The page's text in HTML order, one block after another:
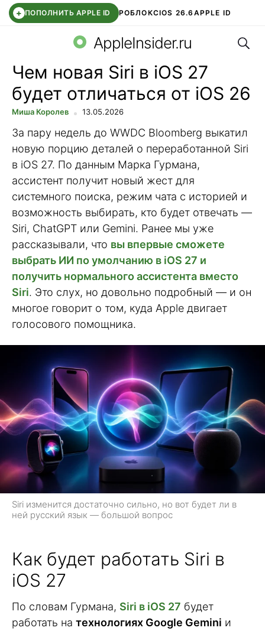
+ ПОПОЛНИТЬ APPLE ID РОБЛОКСIOS 26.6 APPLE ID
WHATSAPP DDE STOREAPP STOREOZON БАНК
AppleInsider.ru
Чем новая Siri в iOS 27
будет отличаться от iOS 26
Миша Королев 13.05.2026
За пару недель до WWDC Bloomberg выкатил
новую порцию деталей о переработанной Siri
в iOS 27. По данным Марка Гурмана,
ассистент получит новый жест для
системного поиска, режим чата с историей и
возможность выбирать, кто будет отвечать —
Siri, ChatGPT или Gemini. Ранее мы уже
рассказывали, что вы впервые сможете
выбрать ИИ по умолчанию в iOS 27 и
получить нормального ассистента вместо
Siri. Это слух, но довольно подробный — и он
многое говорит о том, куда Apple двигает
голосового помощника.
Siri изменится достаточно сильно, но вот будет ли в
ней русский язык — большой вопрос
Как будет работать Siri в
iOS 27
По словам Гурмана, Siri в iOS 27 будет
работать на технологиях Google Gemini и